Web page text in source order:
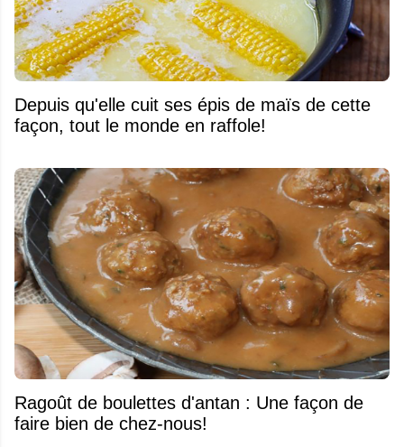
Depuis qu'elle cuit ses épis de maïs de cette
façon, tout le monde en raffole!
Ragoût de boulettes d'antan : Une façon de
faire bien de chez-nous!